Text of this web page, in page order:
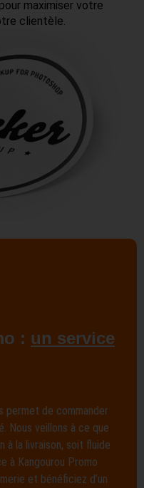
maximiser votre
clientèle.
: un service
permet de commander
Nous veillons à ce que
à la livraison, soit fluide
à Kangourou Promo
et bénéficiez d’un